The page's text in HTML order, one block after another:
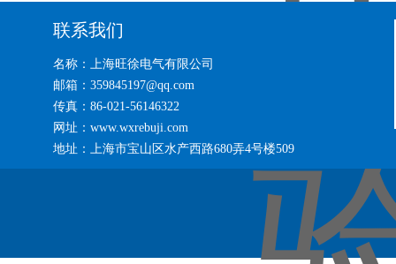
联系我们
名称：上海旺徐电气有限公司
邮箱：359845197@qq.com
传真：86-021-56146322
网址：www.wxrebuji.com
地址：上海市宝山区水产西路680弄4号楼509